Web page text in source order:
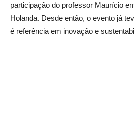
participação do professor Maurício
Holanda. Desde então, o evento já
é referência em inovação e